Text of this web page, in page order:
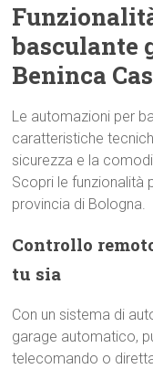
basculante
Beninca
Le automazioni per
caratteristiche
sicurezza e la
Scopri le funzionalità
provincia di Bologna.
Controllo
tu sia
Con un sistema di
garage automatico,
telecomando o